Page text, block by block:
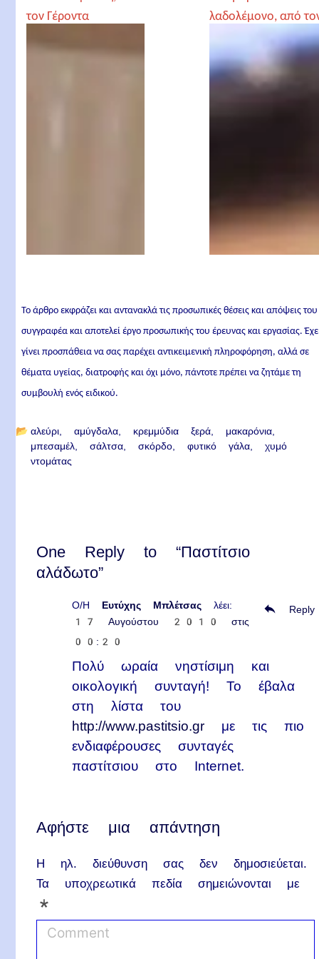
τον Γέροντα
λαδολέμονο, από
Γέροντα Παρθένιο
Το άρθρο εκφράζει και αντανακλά τις προσωπικές θέσεις και απόψεις του
συγγραφέα και αποτελεί έργο προσωπικής του έρευνας και εργασίας.
γίνει προσπάθεια να σας παρέχει αντικειμενική πληροφόρηση, αλλά σε
θέματα υγείας, διατροφής και όχι μόνο, πάντοτε πρέπει να ζητάμε τη
συμβουλή ενός ειδικού.
📂 αλεύρι αμύγδαλα κρεμμύδια ξερά
μακαρόνια
μπεσαμέλ
σάλτσα σκόρδο φυτικό γάλα
χυμό
ντομάτας
One Reply to “Παστίτσιο
αλάδωτο”
Ο/Η Ευτύχης Μπλέτσας
λέει:
17 Αυγούστου 2010 στις
00:20
Πολύ ωραία νηστίσιμη και
οικολογική συνταγή! Το έβαλα
στη λίστα του
http://www.pastitsio.grμε τις πιο
ενδιαφέρουσες συνταγές
παστίτσιου στο Internet.
Reply
Αφήστε μια απάντηση
Η ηλ. διεύθυνση σας δεν δημοσιεύεται.
Τα υποχρεωτικά πεδία σημειώνονται με
*